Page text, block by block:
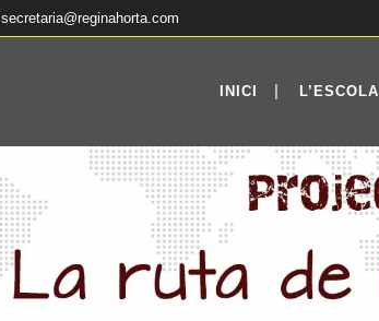
secretaria@reginahorta.com
INICI L’ESCOLA